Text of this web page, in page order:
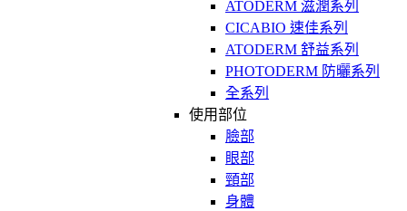
ATODERM 滋潤系列
CICABIO 速佳系列
ATODERM 舒益系列
PHOTODERM 防曬系列
全系列
使用部位
臉部
眼部
頸部
身體